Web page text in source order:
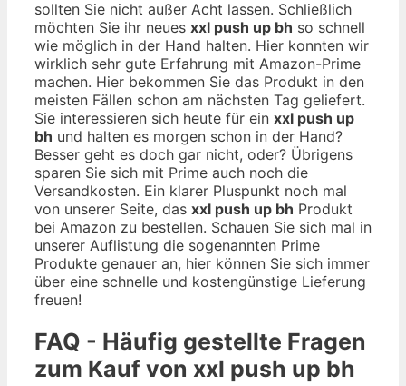
sollten Sie nicht außer Acht lassen. Schließlich
möchten Sie ihr neues xxl push up bh so schnell
wie möglich in der Hand halten. Hier konnten wir
wirklich sehr gute Erfahrung mit Amazon-Prime
machen. Hier bekommen Sie das Produkt in den
meisten Fällen schon am nächsten Tag geliefert.
Sie interessieren sich heute für ein xxl push up
bh und halten es morgen schon in der Hand?
Besser geht es doch gar nicht, oder? Übrigens
sparen Sie sich mit Prime auch noch die
Versandkosten. Ein klarer Pluspunkt noch mal
von unserer Seite, das xxl push up bh Produkt
bei Amazon zu bestellen. Schauen Sie sich mal in
unserer Auflistung die sogenannten Prime
Produkte genauer an, hier können Sie sich immer
über eine schnelle und kostengünstige Lieferung
freuen!
FAQ - Häufig gestellte Fragen
zum Kauf von xxl push up bh